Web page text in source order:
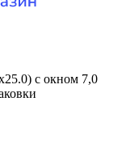
с окном 7,0